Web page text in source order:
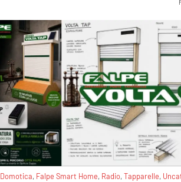
Domotica, Falpe Smart Home, Radio,Tapparelle,